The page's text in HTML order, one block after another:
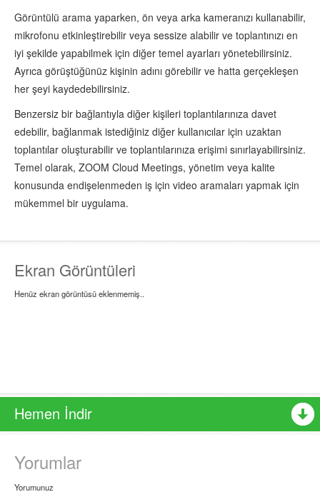
Görüntülü arama yaparken, ön veya arka kameranızı kullanabilir,
mikrofonu etkinleştirebilir veya sessize alabilir ve toplantınızı en
iyi şekilde yapabilmek için diğer temel ayarları yönetebilirsiniz.
Ayrıca görüştüğünüz kişinin adını görebilir ve hatta gerçekleşen
her şeyi kaydedebilirsiniz.
Benzersiz bir bağlantıyla diğer kişileri toplantılarınıza davet
edebilir, bağlanmak istediğiniz diğer kullanıcılar için uzaktan
toplantılar oluşturabilir ve toplantılarınıza erişimi sınırlayabilirsiniz.
Temel olarak, ZOOM Cloud Meetings, yönetim veya kalite
konusunda endişelenmeden iş için video aramaları yapmak için
mükemmel bir uygulama.
Ekran Görüntüleri
Henüz ekran görüntüsü eklenmemiş..
Hemen İndir
Yorumlar
Yorumunuz